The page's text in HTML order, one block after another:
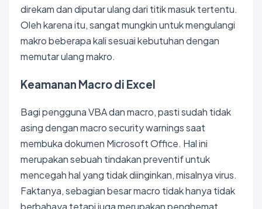
direkam dan diputar ulang dari titik masuk tertentu.
Oleh karena itu, sangat mungkin untuk mengulangi
makro beberapa kali sesuai kebutuhan dengan
memutar ulang makro.
Keamanan Macro di Excel
Bagi pengguna VBA dan macro, pasti sudah tidak
asing dengan macro security warnings saat
membuka dokumen Microsoft Office. Hal ini
merupakan sebuah tindakan preventif untuk
mencegah hal yang tidak diinginkan, misalnya virus.
Faktanya, sebagian besar macro tidak hanya tidak